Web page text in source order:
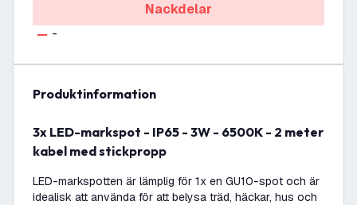
Nackdelar
-
produktinformation
3x LED-markspot - IP65 - 3W - 6500K - 2 meter
kabel med stickpropp
LED-markspotten är lämplig för 1x en GU10-spot och är
idealisk att använda för att belysa träd, häckar, hus och